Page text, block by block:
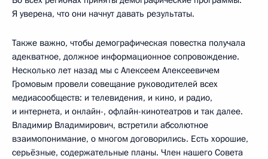
Я уверена, что они начнут давать результаты.
Также важно, чтобы демографическая повестка получала
адекватное, должное информационное сопровождение.
Несколько лет назад мы с Алексеем Алексеевичем
Громовым провели совещание руководителей всех
медиасообществ: и телевидения, и кино, и радио,
и интернета, и онлайн-, офлайн-кинотеатров и так далее.
Владимир Владимирович, встретили абсолютное
взаимопонимание, о многом договорились. Есть хорошие,
серьёзные, содержательные планы. Член нашего Совета